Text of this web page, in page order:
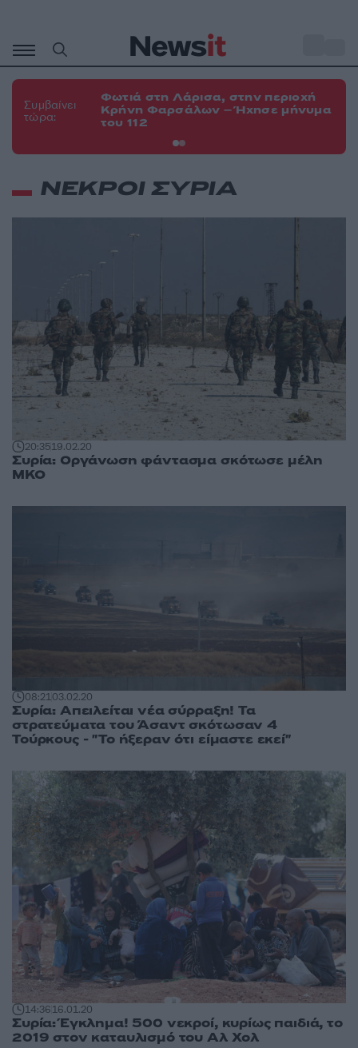
περιεχόμενο
Συμβαίνει
τώρα:
Φωτιά στη Λάρισα, στην περιοχή
Κρήνη Φαρσάλων – Ήχησε μήνυμα
του 112
ΝΕΚΡΟΙ ΣΥΡΙΑ
20:3519.02.20
Συρία: Οργάνωση φάντασμα σκότωσε μέλη
ΜΚΟ
08:2103.02.20
Συρία: Απειλείται νέα σύρραξη! Τα
στρατεύματα του Άσαντ σκότωσαν 4
Τούρκους - "Το ήξεραν ότι είμαστε εκεί"
14:3616.01.20
Συρία: Έγκλημα! 500 νεκροί, κυρίως παιδιά, το
2019 στον καταυλισμό του Αλ Χολ